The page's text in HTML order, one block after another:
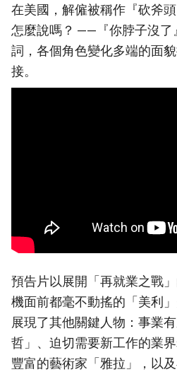
在美國，解僱被稱作『砍斧
怎麼說嗎？ ——『你脖子沒了
詞，各個角色變化多端的面
接。
預告片以展開「再就業之戰
機面前都毫不動搖的「美利
展現了其他關鍵人物：事業
哲」、迫切需要新工作的業
豐富的藝術家「雅拉」，以